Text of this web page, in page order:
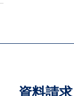
資料請